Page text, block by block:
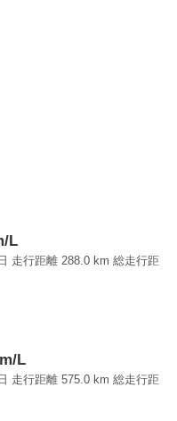
L
走行距離 288.0 km 総走行距
L
走行距離 575.0 km 総走行距